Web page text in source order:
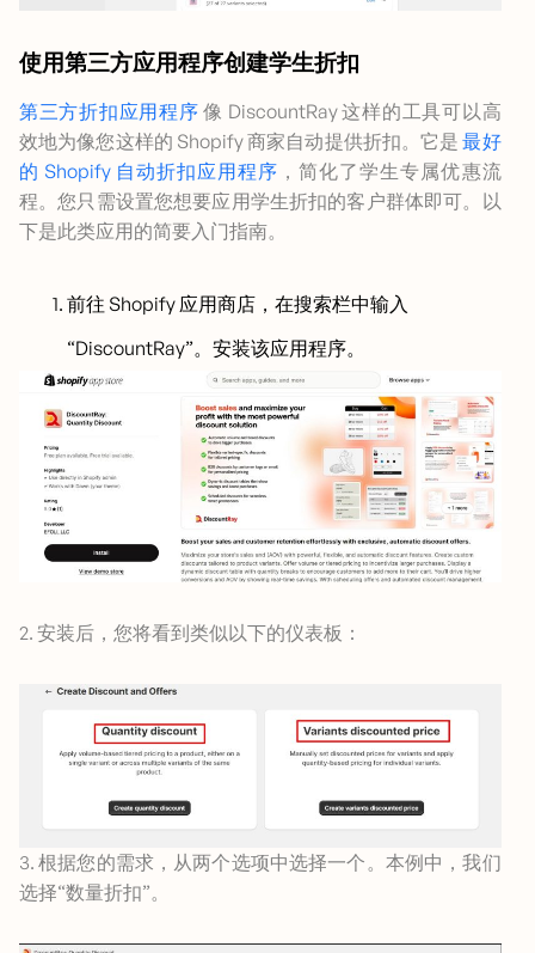
使用第三方应用程序创建学生折扣
第三方折扣应用程序 像 DiscountRay 这样的工具可以高
效地为像您这样的 Shopify 商家自动提供折扣。它是 最好
的 Shopify 自动折扣应用程序 ，简化了学生专属优惠流
程。您只需设置您想要应用学生折扣的客户群体即可。以
下是此类应用的简要入门指南。
前往 Shopify 应用商店，在搜索栏中输入
“DiscountRay”。安装该应用程序。
2. 安装后，您将看到类似以下的仪表板：
3. 根据您的需求，从两个选项中选择一个。本例中，我们
选择“数量折扣”。